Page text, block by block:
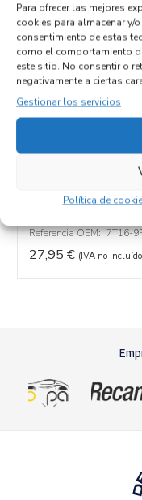
Para ofrecer las mejores
cookies para almacenar y/
consentimiento de estas
como el comportamiento
este sitio. No consentir o
negativamente a ciertas
Gestionar los servicios
Política de
Código motor
Código cambio
Productos
Recambios FORD
Referencia OEM: 7T16-
27,95 € (IVA no